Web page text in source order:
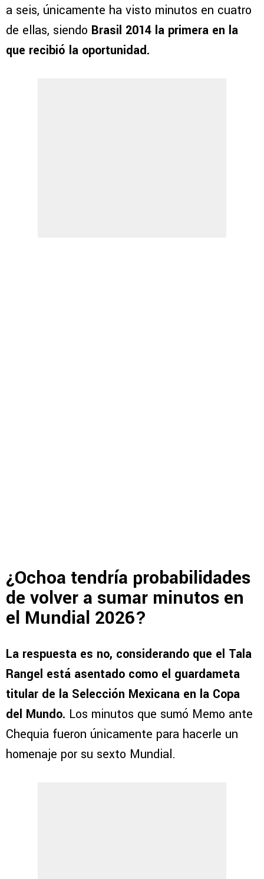
a seis, únicamente ha visto minutos en cuatro
de ellas, siendo Brasil 2014 la primera en la
que recibió la oportunidad.
¿Ochoa tendría probabilidades
de volver a sumar minutos en
el Mundial 2026?
La respuesta es no, considerando que el Tala
Rangel está asentado como el guardameta
titular de la Selección Mexicana en la Copa
del Mundo. Los minutos que sumó Memo ante
Chequia fueron únicamente para hacerle un
homenaje por su sexto Mundial.